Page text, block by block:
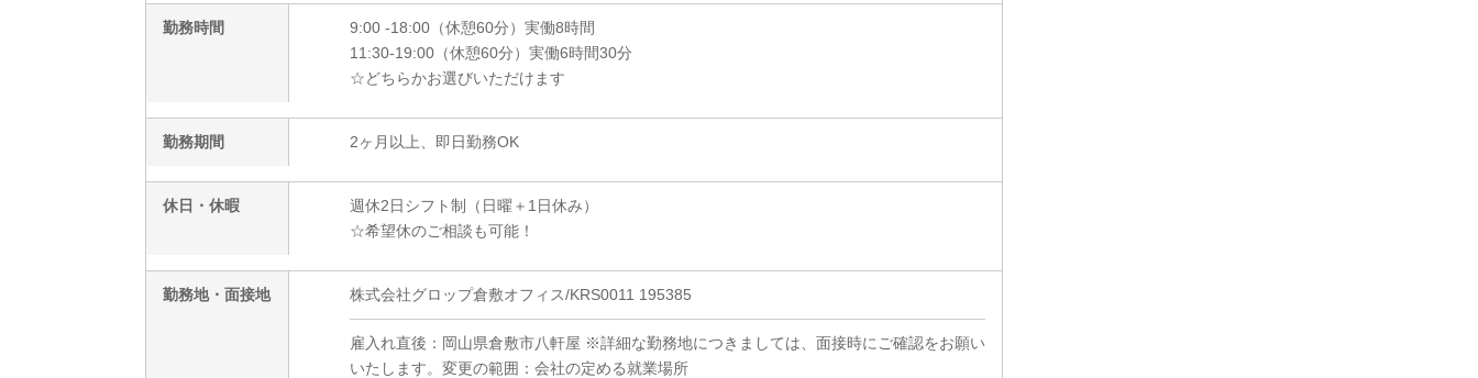
勤務時間
9:00 -18:00（休憩60分）実働8時間
11:30-19:00（休憩60分）実働6時間30分
☆どちらかお選びいただけます
勤務期間 2ヶ月以上、即日勤務OK
休日・休暇
週休2日シフト制（日曜＋1日休み）
☆希望休のご相談も可能！
勤務地・面接地 株式会社グロップ倉敷オフィス/KRS0011 195385
雇入れ直後：岡山県倉敷市八軒屋 ※詳細な勤務地につきましては、面接時にご確認をお願い
いたします。変更の範囲：会社の定める就業場所